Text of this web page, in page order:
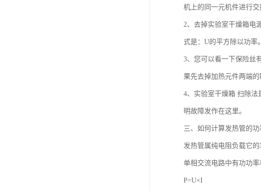
机上的同一元机件进行交
2、去掉实验室干燥箱电
式是：U的平方除以功率。
3、您可以看一下保险丝
果先去掉加热元件两端
4、实验室干燥箱 扫除
明故障发作在这里。
三、如何计算发热管的功
发热管属纯电阻负载它
单相交流电路中有功功率
P=U×I